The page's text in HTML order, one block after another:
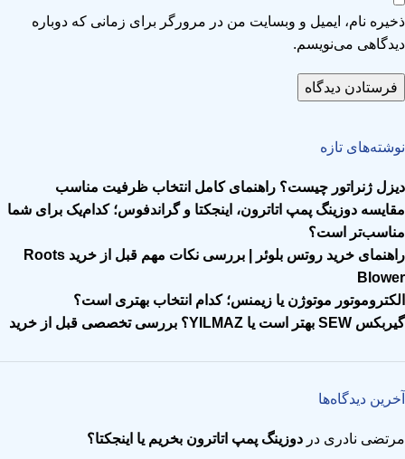
ذخیره نام، ایمیل و وبسایت من در مرورگر برای زمانی که دوباره
دیدگاهی می‌نویسم.
نوشته‌های تازه
دیزل ژنراتور چیست؟ راهنمای کامل انتخاب ظرفیت مناسب
مقایسه دوزینگ پمپ اتاترون، اینجکتا و گراندفوس؛ کدام‌یک برای شما
مناسب‌تر است؟
راهنمای خرید روتس بلوئر | بررسی نکات مهم قبل از خرید Roots
Blower
الکتروموتور موتوژن یا زیمنس؛ کدام انتخاب بهتری است؟
گیربکس SEW بهتر است یا YILMAZ؟ بررسی تخصصی قبل از خرید
آخرین دیدگاه‌ها
مرتضی نادری در دوزینگ پمپ‌ اتاترون بخریم یا اینجکتا؟